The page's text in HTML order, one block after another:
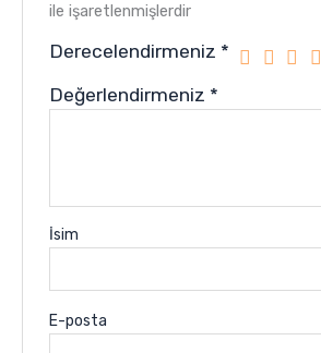
ile işaretlenmişlerdir
Derecelendirmeniz *
Değerlendirmeniz *
İsim
E-posta